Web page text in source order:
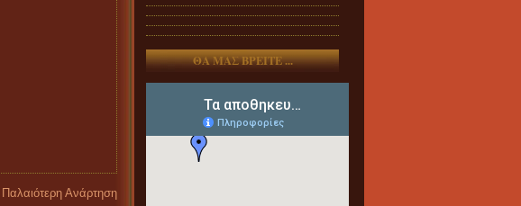
Παλαιότερη Ανάρτηση
ΘΑ ΜΑΣ ΒΡΕΙΤΕ ...